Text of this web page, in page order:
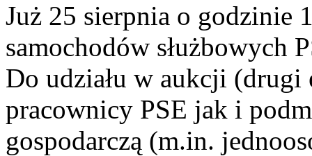
Już 25 sierpnia o godzinie
samochodów służbowych
Do udziału w aukcji (drugi
pracownicy PSE jak i
gospodarczą (m.in.